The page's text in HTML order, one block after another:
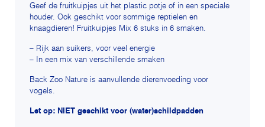
Geef de fruitkuipjes uit het plastic potje of in een speciale
houder. Ook geschikt voor sommige reptielen en
knaagdieren! Fruitkuipjes Mix 6 stuks in 6 smaken.
– Rijk aan suikers, voor veel energie
– In een mix van verschillende smaken
Back Zoo Nature is aanvullende dierenvoeding voor
vogels.
Let op: NIET geschikt voor (water)schildpadden